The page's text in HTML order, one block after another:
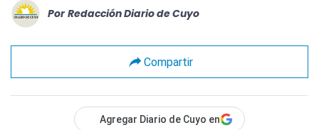
Por Redacción Diario de Cuyo
Compartir
Agregar Diario de Cuyo en